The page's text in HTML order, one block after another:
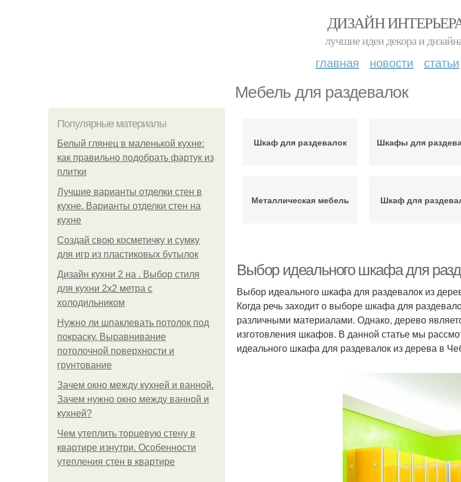
ДИЗАЙН
лучшие идеи декора и
главная новости статьи
Мебель для раздевалок
Популярные материалы
Белый глянец в маленькой кухне:
как правильно подобрать фартук из
плитки
Лучшие варианты отделки стен в
кухне. Варианты отделки стен на
кухне
Создай свою косметичку и сумку
для игр из пластиковых бутылок
Дизайн кухни 2 на . Выбор стиля
для кухни 2х2 метра с
холодильником
Нужно ли шпаклевать потолок под
покраску. Выравнивание
потолочной поверхности и
грунтование
Зачем окно между кухней и ванной.
Зачем нужно окно между ванной и
кухней?
Чем утеплить торцевую стену в
квартире изнутри. Особенности
утепления стен в квартире
Шкаф для раздевалок Шкафы для
Металлическая мебель Шкаф для
спортивных раздевалок
Выбор идеального шкафа для
Выбор идеального шкафа для раздевалок из
Когда речь заходит о выборе шкафа для
различными материалами. Однако, дерево
изготовления шкафов. В данной статье мы
идеального шкафа для раздевалок из дерева в